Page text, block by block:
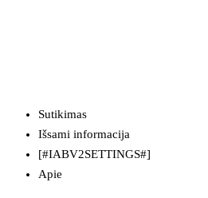
Sutikimas
Išsami informacija
[#IABV2SETTINGS#]
Apie